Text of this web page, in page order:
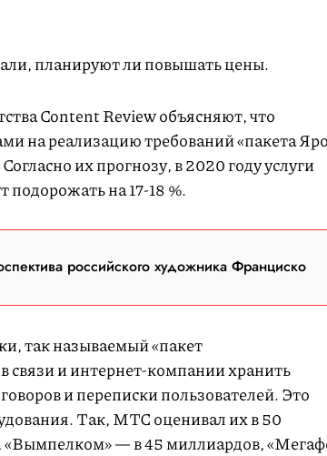
планируют ли повышать цены.
Content Review объясняют, что
на реализацию требований «пакета
их прогнозу, в 2020 году услуги
подорожать на 17-18 %.
российского художника Франциско
так называемый «пакет
связи и интернет-компании хранить
и переписки пользователей. Это
Так, МТС оценивал их в 50
«Вымпелком» — в 45 миллиардов,